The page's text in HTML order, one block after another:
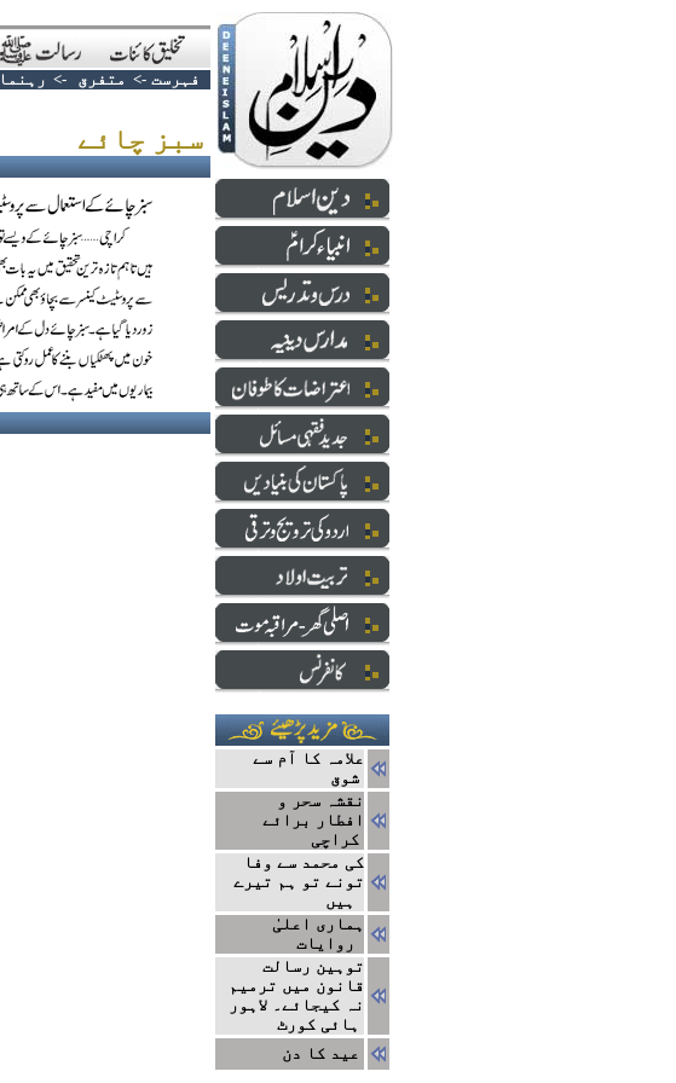
فہرست -> متفرق ->
سبز چائے
علامہ کا آم سے
شوق
نقشہ سحر و
افطار برائے
کراچی
کی محمد سے وفا
تونے تو ہم تیرے
ہماری اعلیٰ
توہین رسالت
قانون میں ترمیم
نہ کیجائے۔ لاہور
ہائی کورٹ
عید کا دن